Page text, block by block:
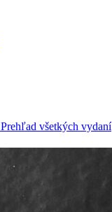
Prehľad všetkých vydaní